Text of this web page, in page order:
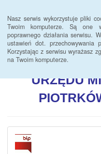
Nasz serwis wykorzystuje pliki
Twoim komputerze. Są one
poprawnego działania serwisu.
ustawień dot. przechowywania
Korzystając z serwisu wyrażasz
na Twoim komputerze.
URZĘDU